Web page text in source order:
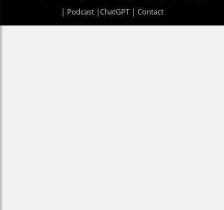
| Podcast| ChatGPT| Contact